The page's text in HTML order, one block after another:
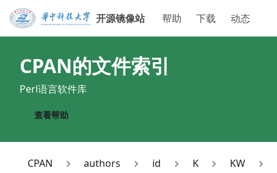
开源镜像站 帮助 下载 动态
CPAN的文件索引
Perl语言软件库
查看帮助
CPAN authors id K KW